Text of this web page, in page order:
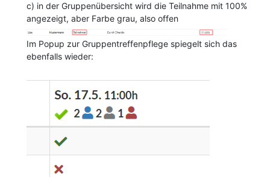
c) in der Gruppenübersicht wird die Teilnahme mit 100%
angezeigt, aber Farbe grau, also offen
Im Popup zur Gruppentreffenpflege spiegelt sich das
ebenfalls wieder: